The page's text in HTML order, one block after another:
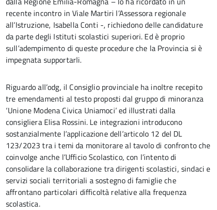
recente incontro in Viale Martiri l’Assessora regionale
all’Istruzione, Isabella Conti -, richiedono delle candidature
da parte degli Istituti scolastici superiori. Ed è proprio
sull’adempimento di queste procedure che la Provincia si è
impegnata supportarli.
Riguardo all’odg, il Consiglio provinciale ha inoltre recepito
tre emendamenti al testo proposti dal gruppo di minoranza
‘Unione Modena Civica Uniamoci’ ed illustrati dalla
consigliera Elisa Rossini. Le integrazioni introducono
sostanzialmente l’applicazione dell’articolo 12 del DL
123/2023 tra i temi da monitorare al tavolo di confronto che
coinvolge anche l’Ufficio Scolastico, con l’intento di
consolidare la collaborazione tra dirigenti scolastici, sindaci e
servizi sociali territoriali a sostegno di famiglie che
affrontano particolari difficoltà relative alla frequenza
scolastica.